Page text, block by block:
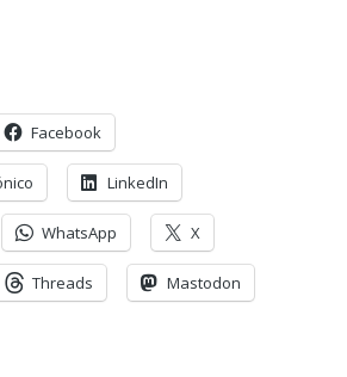
Facebook
LinkedIn
WhatsApp X
Threads Mastodon